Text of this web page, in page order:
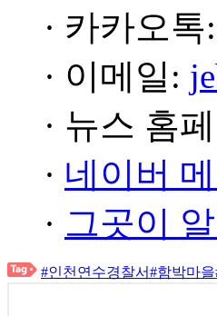
· 카카오
· 이메일:
· 뉴스 홈
· 네이버
· 그곳이
#인천연수경찰서#함박마을